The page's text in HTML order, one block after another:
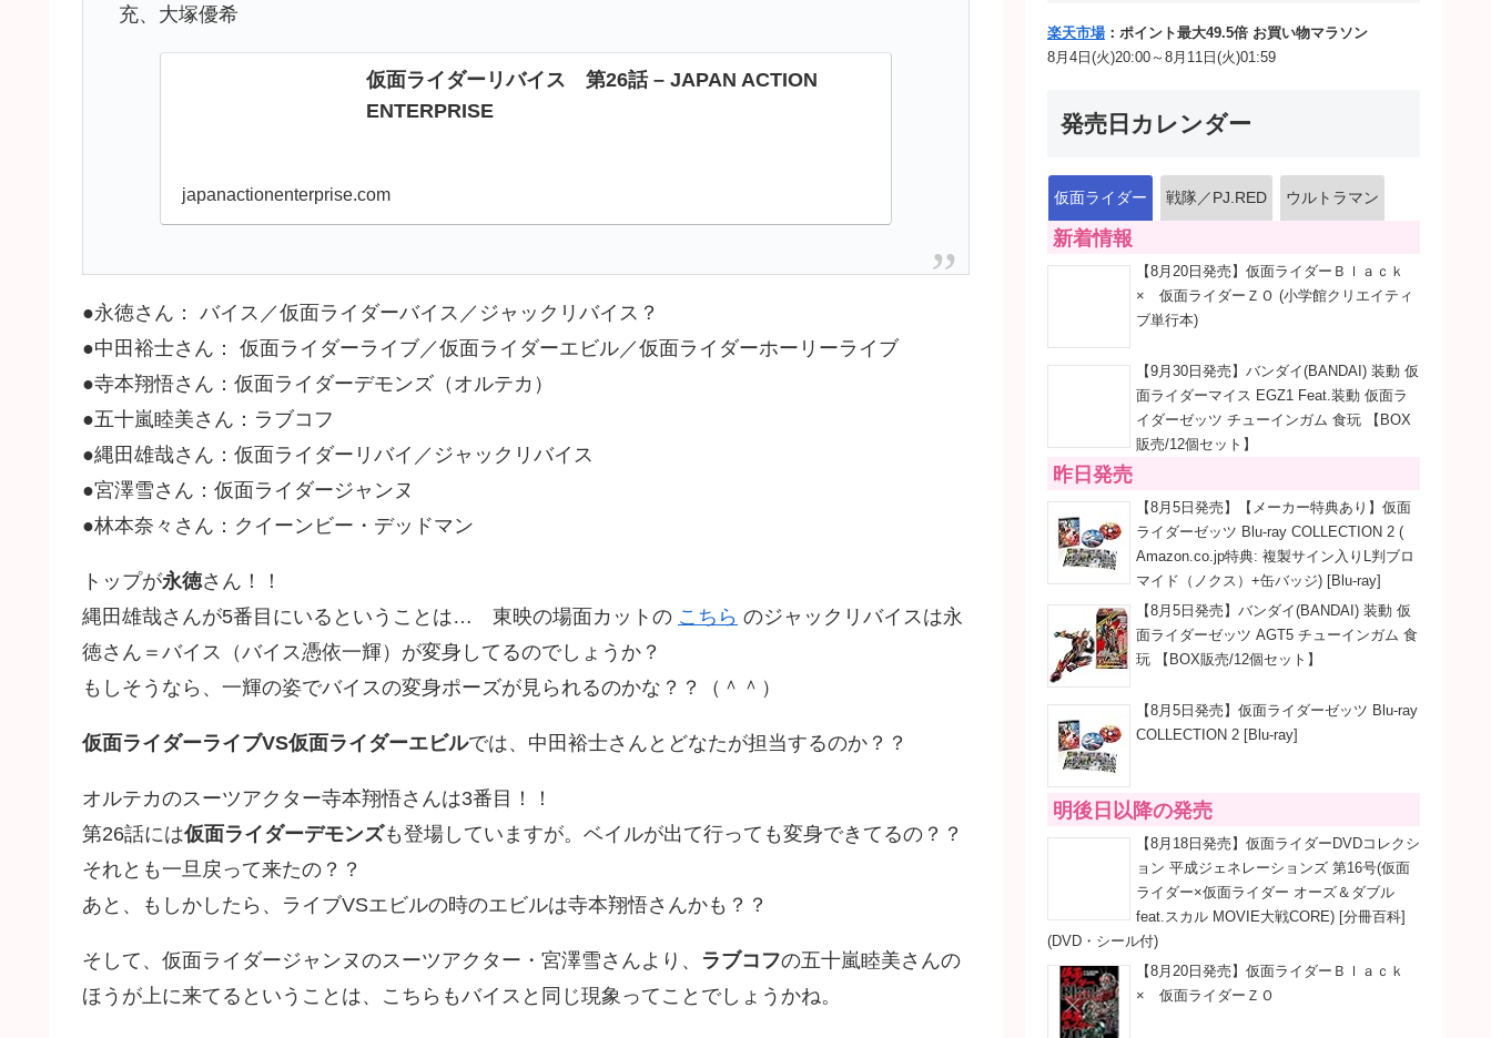
充、大塚優希
仮面ライダーリバイス 第26話 – JAPAN ACTION
ENTERPRISE
japanactionenterprise.com
●永徳さん： バイス／仮面ライダーバイス／ジャックリバイス？
●中田裕士さん： 仮面ライダーライブ／仮面ライダーエビル／仮面ライダーホーリーライブ
●寺本翔悟さん：仮面ライダーデモンズ（オルテカ）
●五十嵐睦美さん：ラブコフ
●縄田雄哉さん：仮面ライダーリバイ／ジャックリバイス
●宮澤雪さん：仮面ライダージャンヌ
●林本奈々さん：クイーンビー・デッドマン
トップが永徳さん！！
縄田雄哉さんが5番目にいるということは… 東映の場面カットの こちら のジャックリバイスは永
徳さん＝バイス（バイス憑依一輝）が変身してるのでしょうか？
もしそうなら、一輝の姿でバイスの変身ポーズが見られるのかな？？（＾＾）
仮面ライダーライブVS仮面ライダーエビルでは、中田裕士さんとどなたが担当するのか？？
オルテカのスーツアクター寺本翔悟さんは3番目！！
第26話には仮面ライダーデモンズも登場していますが。ベイルが出て行っても変身できてるの？？
それとも一旦戻って来たの？？
あと、もしかしたら、ライブVSエビルの時のエビルは寺本翔悟さんかも？？
そして、仮面ライダージャンヌのスーツアクター・宮澤雪さんより、 ラブコフの五十嵐睦美さんの
ほうが上に来てるということは、こちらもバイスと同じ現象ってことでしょうかね。
楽天市場 ：ポイント最大49.5倍 お買い物マラソン
8月4日(火)20:00～8月11日(火)01:59
発売日カレンダー
仮面ライダー 戦隊／PJ.RED ウルトラマン
新着情報
【8月20日発売】仮面ライダーＢｌａｃｋ
× 仮面ライダーＺＯ (小学館クリエイティ
ブ単行本)
【9月30日発売】バンダイ(BANDAI) 装動 仮
面ライダーマイス EGZ1 Feat.装動 仮面ラ
イダーゼッツ チューインガム 食玩 【BOX
販売/12個セット】
昨日発売
【8月5日発売】【メーカー特典あり】仮面
ライダーゼッツ Blu-ray COLLECTION 2 (
Amazon.co.jp特典: 複製サイン入りL判ブロ
マイド（ノクス）+缶バッジ) [Blu-ray]
【8月5日発売】バンダイ(BANDAI) 装動 仮
面ライダーゼッツ AGT5 チューインガム 食
玩 【BOX販売/12個セット】
【8月5日発売】仮面ライダーゼッツ Blu-ray
COLLECTION 2 [Blu-ray]
明後日以降の発売
【8月18日発売】仮面ライダーDVDコレクシ
ョン 平成ジェネレーションズ 第16号(仮面
ライダー×仮面ライダー オーズ＆ダブル
feat.スカル MOVIE大戦CORE) [分冊百科]
(DVD・シール付)
【8月20日発売】仮面ライダーＢｌａｃｋ
× 仮面ライダーＺＯ